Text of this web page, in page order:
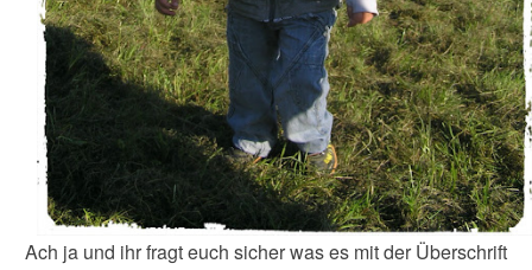
Ach ja und ihr fragt euch sicher was es mit der Überschrift